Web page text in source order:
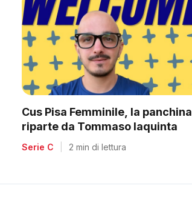
Cus Pisa Femminile, la panchina
riparte da Tommaso Iaquinta
Serie C 2 min di lettura